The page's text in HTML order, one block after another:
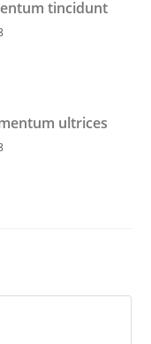
tincidunt
ultrices